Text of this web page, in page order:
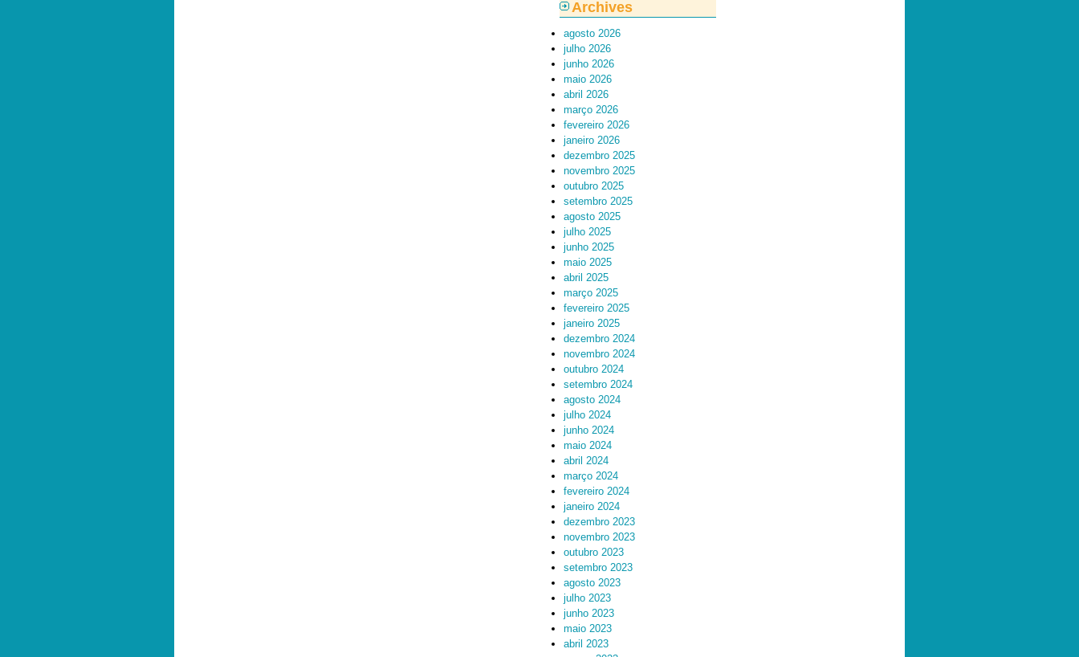
Archives
agosto 2026
julho 2026
junho 2026
maio 2026
abril 2026
março 2026
fevereiro 2026
janeiro 2026
dezembro 2025
novembro 2025
outubro 2025
setembro 2025
agosto 2025
julho 2025
junho 2025
maio 2025
abril 2025
março 2025
fevereiro 2025
janeiro 2025
dezembro 2024
novembro 2024
outubro 2024
setembro 2024
agosto 2024
julho 2024
junho 2024
maio 2024
abril 2024
março 2024
fevereiro 2024
janeiro 2024
dezembro 2023
novembro 2023
outubro 2023
setembro 2023
agosto 2023
julho 2023
junho 2023
maio 2023
abril 2023